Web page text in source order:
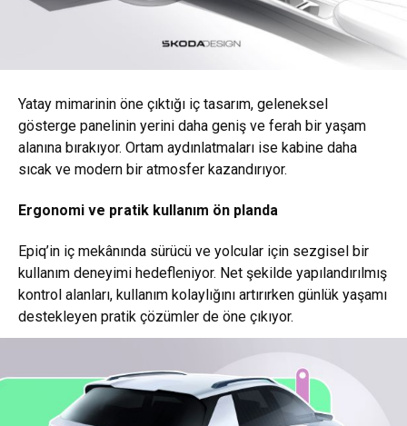
Yatay mimarinin öne çıktığı iç tasarım, geleneksel
gösterge panelinin yerini daha geniş ve ferah bir yaşam
alanına bırakıyor. Ortam aydınlatmaları ise kabine daha
sıcak ve modern bir atmosfer kazandırıyor.
Ergonomi ve pratik kullanım ön planda
Epiq’in iç mekânında sürücü ve yolcular için sezgisel bir
kullanım deneyimi hedefleniyor. Net şekilde yapılandırılmış
kontrol alanları, kullanım kolaylığını artırırken günlük yaşamı
destekleyen pratik çözümler de öne çıkıyor.